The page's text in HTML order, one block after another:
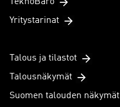
Yritystarinat
Talous ja tilastot
Talousnäkymät
Suomen talouden näkymät